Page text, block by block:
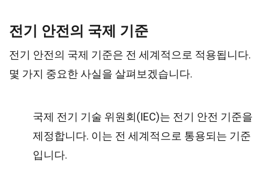
전기 안전의 국제 기준
전기 안전의 국제 기준은 전 세계적으로 적용됩니다.
몇 가지 중요한 사실을 살펴보겠습니다.
국제 전기 기술 위원회(IEC)는 전기 안전 기준을
제정합니다. 이는 전 세계적으로 통용되는 기준
입니다.